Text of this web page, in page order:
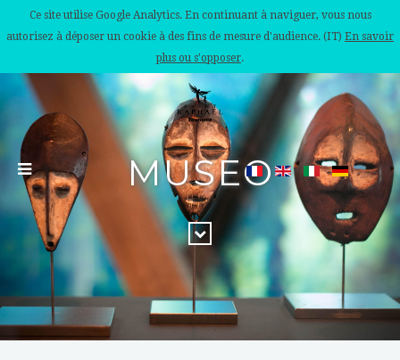
Ce site utilise Google Analytics. En continuant à naviguer, vous nous
autorisez à déposer un cookie à des fins de mesure d'audience. (IT) En savoir
plus ou s'opposer.
MUSEO